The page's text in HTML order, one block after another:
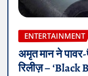
ENTERTAINMENT
अमृत मान ने
रिलीज़ – ‘Black